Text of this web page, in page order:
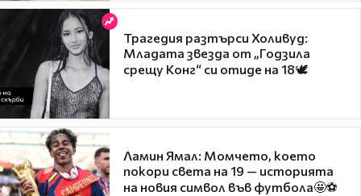
Трагедия разтърси Холивуд:
Младата звезда от „Годзила
срещу Конг“ си отиде на 18🕊️
Ламин Ямал: Момчето, което
покори света на 19 — историята
на новия символ във футбола🤩⚽